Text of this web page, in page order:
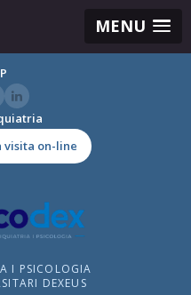
MENU
visita on-line
I PSICOLOGIA
DEXEUS